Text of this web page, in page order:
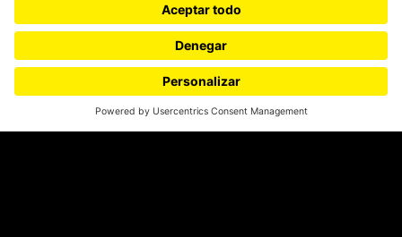
¿Quieres escribir en 070?
cerosetenta@uniandes.edu.co
BOGOTÁ, COLOMBIA